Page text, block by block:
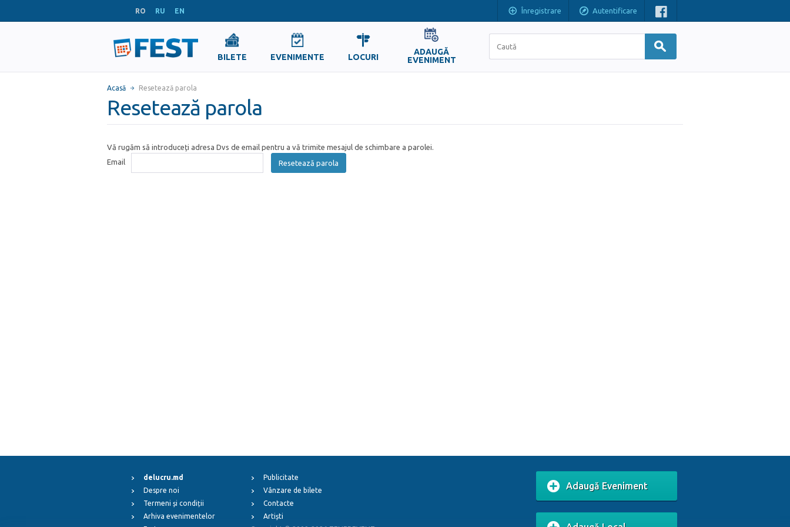
RO RU EN Înregistrare Autentificare
BILETE EVENIMENTE LOCURI
ADAUGĂ
EVENIMENT
Acasă Resetează parola
Resetează parola
Vă rugăm să introduceți adresa Dvs de email pentru a vă trimite mesajul de schimbare a parolei.
Email
Resetează parola
delucru.md
Despre noi
Termeni și condiții
Arhiva evenimentelor
Publicitate
Vânzare de bilete
Contacte
Artiști
Adaugă Eveniment